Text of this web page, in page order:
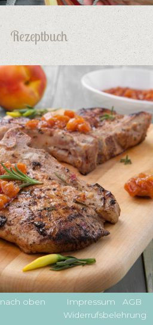
Rezeptbuch
nach oben Impressum
AGB
Widerrufsbelehrung